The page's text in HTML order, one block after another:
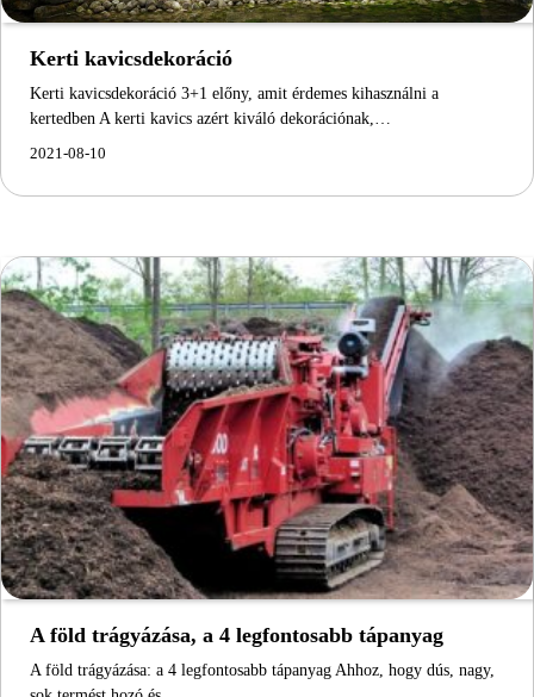
Kerti kavicsdekoráció
Kerti kavicsdekoráció 3+1 előny, amit érdemes kihasználni a
kertedben A kerti kavics azért kiváló dekorációnak,…
2021-08-10
A föld trágyázása, a 4 legfontosabb tápanyag
A föld trágyázása: a 4 legfontosabb tápanyag Ahhoz, hogy dús, nagy,